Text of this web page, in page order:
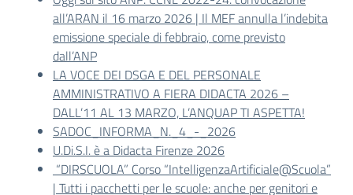
all’ARAN il 16 marzo 2026 | Il MEF annulla l’indebita
emissione speciale di febbraio, come previsto
dall’ANP
LA VOCE DEI DSGA E DEL PERSONALE
AMMINISTRATIVO A FIERA DIDACTA 2026 –
DALL’11 AL 13 MARZO, L’ANQUAP TI ASPETTA!
SADOC_INFORMA_N._4_-_2026
U.Di.S.I. è a Didacta Firenze 2026
“DIRSCUOLA” Corso “IntelligenzaArtificiale@Scuola”
| Tutti i pacchetti per le scuole: anche per genitori e